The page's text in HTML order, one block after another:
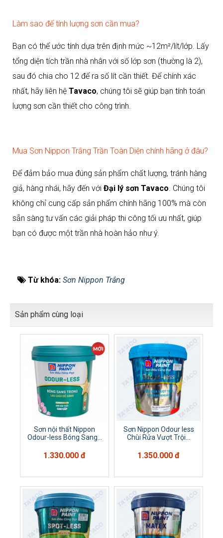
Làm sao để tính lượng sơn cần mua?
Bạn có thể ước tính dựa trên định mức ~12m²/lít/lớp. Lấy
tổng diện tích trần nhà nhân với số lớp sơn (thường là 2),
sau đó chia cho 12 để ra số lít cần thiết. Để chính xác
nhất, hãy liên hệ Tavaco, chúng tôi sẽ giúp bạn tính toán
lượng sơn cần thiết cho công trình.
Mua Sơn Nippon Trắng Trần Toàn Diện chính hãng ở đâu?
Để đảm bảo mua đúng sản phẩm chất lượng, tránh hàng
giả, hàng nhái, hãy đến với Đại lý sơn Tavaco. Chúng tôi
không chỉ cung cấp sản phẩm chính hãng 100% mà còn
sẵn sàng tư vấn các giải pháp thi công tối ưu nhất, giúp
bạn có được một trần nhà hoàn hảo như ý.
Từ khóa: Sơn Nippon Trắng
Sản phẩm cùng loại
Sơn nội thất Nippon
Odour-less Bóng Sang...
1.330.000 đ
Sơn Nippon Odour less
Chùi Rửa Vượt Trội...
1.350.000 đ